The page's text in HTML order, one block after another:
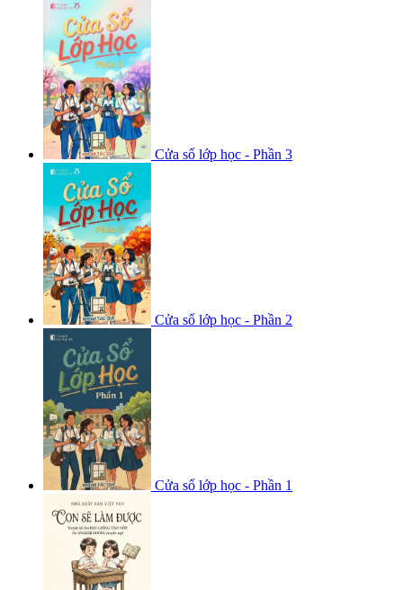
Cửa sổ lớp học - Phần 3
Cửa sổ lớp học - Phần 2
Cửa sổ lớp học - Phần 1